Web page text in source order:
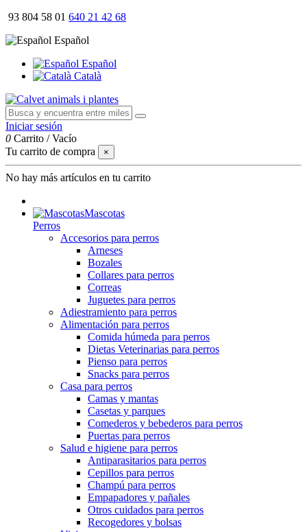
93 804 58 01 640 21 42 68
Español
Español
Català
Iniciar sesión
0 Carrito /Vacío
Tu carrito de compra
×
No hay más artículos en tu carrito
Mascotas
Perros
Accesorios para perros
Arneses
Bozales
Collares para perros
Correas
Juguetes para perros
Adiestramiento para perros
Alimentación para perros
Comida húmeda para perros
Dietas Veterinarias para perros
Pienso para perros
Snacks para perros
Casa para perros
Camas y mantas
Casetas y parques
Comederos y bebederos para perros
Puertas para perros
Salud e higiene para perros
Antiparasitarios para perros
Cepillos para perros
Champú para perros
Empapadores y pañales
Otros cuidados para perros
Recogedores y bolsas